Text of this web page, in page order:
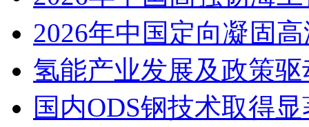
2026年中国定向凝固
氢能产业发展及政策
国内ODS钢技术取得